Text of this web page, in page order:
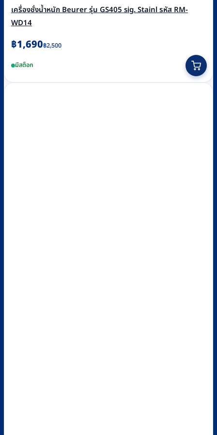
เครื่องชั่งน้ำหนัก Beurer รุ่น GS405 sig. Stainl รหัส RM-
WD14
฿2,500
Original
was:
฿2,500.
฿1,690
Current
is:
฿1,690.
มีสต็อก